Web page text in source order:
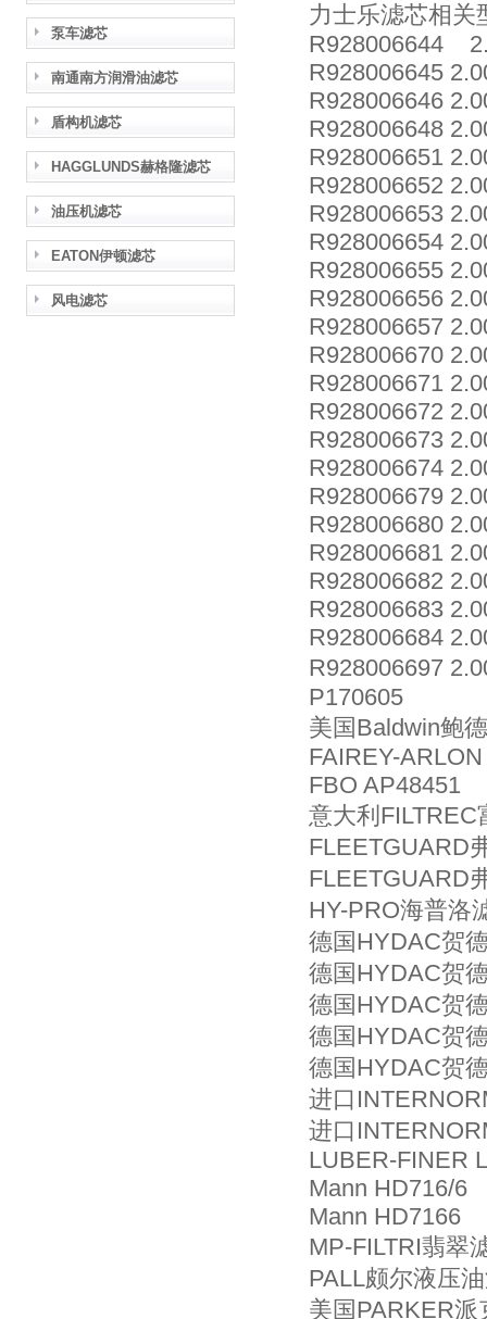
泵车滤芯
南通南方润滑油滤芯
盾构机滤芯
HAGGLUNDS赫格隆滤芯
油压机滤芯
EATON伊顿滤芯
风电滤芯
力士乐滤芯相关
R928006644
R928006645
R928006646
R928006648
R928006651
R928006652
R928006653
R928006654
R928006655
R928006656
R928006657
R928006670
R928006671
R928006672
R928006673
R928006674
R928006679
R928006680
R928006681
R928006682
R928006683
R928006684
R928006697
P170605
美国Baldwin鲍
FAIREY-
FBO AP48451
意大利
FLEETGUARD
FLEETGUARD
HY-PRO海普洛
德国HYDAC贺
德国HYDAC贺
德国HYDAC贺
德国HYDAC贺
德国HYDAC贺
进口
进口
LUBER-FINER
Mann HD716/6
Mann HD7166
MP-FILTRI翡翠
PALL颇尔液压
美国PARKER派